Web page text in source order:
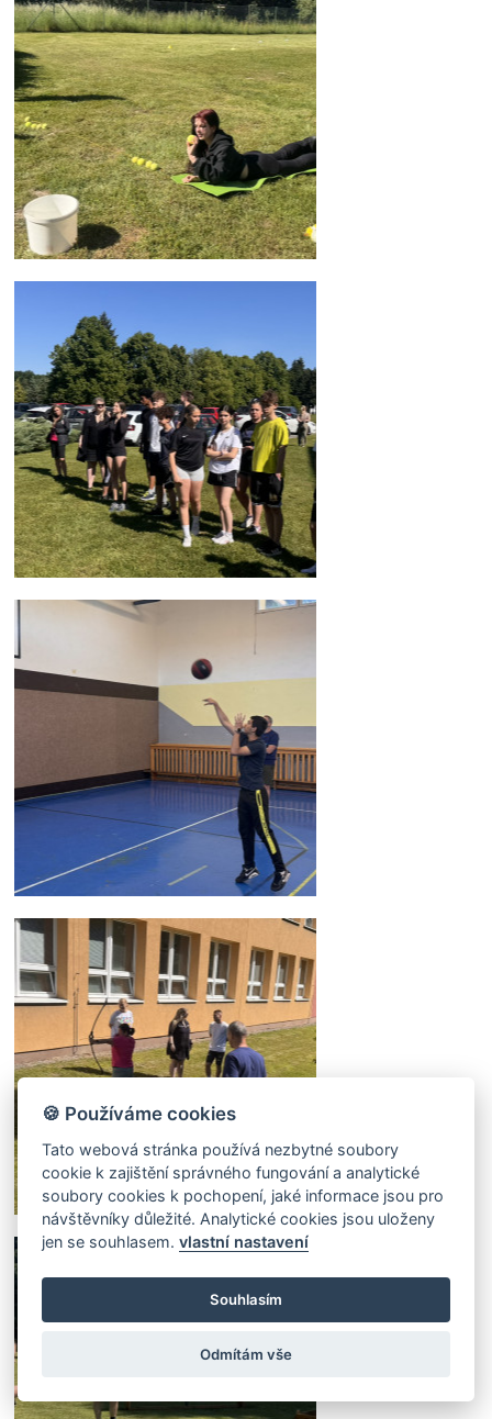
🍪 Používáme cookies
Tato webová stránka používá nezbytné soubory
cookie k zajištění správného fungování a analytické
soubory cookies k pochopení, jaké informace jsou pro
návštěvníky důležité. Analytické cookies jsou uloženy
jen se souhlasem.vlastní nastavení
Souhlasím
Odmítám vše